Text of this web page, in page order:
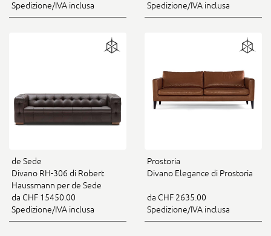
Spedizione/IVA inclusa Spedizione/IVA inclusa
de Sede
Divano RH-306 di Robert
Haussmann per de Sede
da CHF 15450.00
Spedizione/IVA inclusa
Prostoria
Divano Elegance di Prostoria
da CHF 2635.00
Spedizione/IVA inclusa